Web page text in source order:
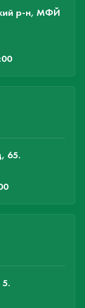
р-н, МФЙ
65.